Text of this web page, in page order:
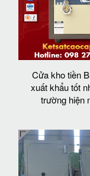
Cửa kho tiền
xuất khẩu tốt
trường hiện